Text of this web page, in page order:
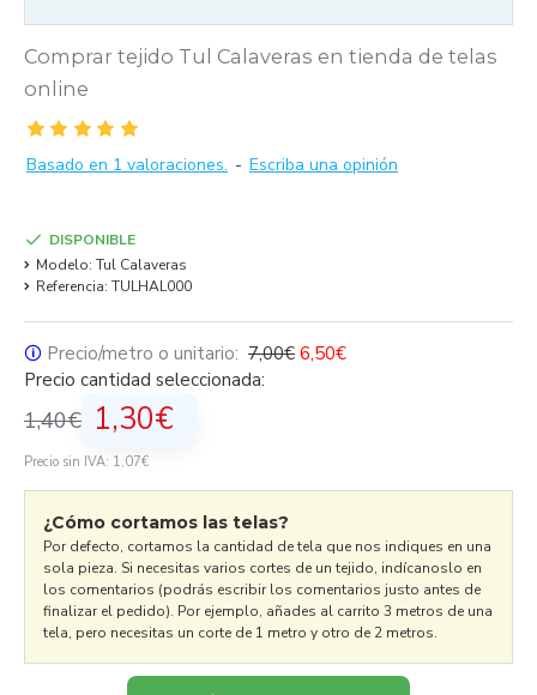
DISPONIBLE
Modelo: Tul Calaveras
Referencia: TULHAL000
Comprar tejido Tul Calaveras en tienda de telas
online
Basado en 1 valoraciones. - Escriba una opinión
🛈 Precio/metro o unitario: 7,00€ 6,50€
Precio cantidad seleccionada:
1,30€
1,40€
Precio sin IVA: 1,07€
¿Cómo cortamos las telas?
Por defecto, cortamos la cantidad de tela que nos indiques en una
sola pieza. Si necesitas varios cortes de un tejido, indícanoslo en
los comentarios (podrás escribir los comentarios justo antes de
finalizar el pedido). Por ejemplo, añades al carrito 3 metros de una
tela, pero necesitas un corte de 1 metro y otro de 2 metros.